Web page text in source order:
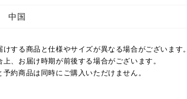
中国
する商品と仕様やサイズが異なる場合がございます。
、お届け時期が前後する場合がございます。
約商品は同時にご購入いただけません。